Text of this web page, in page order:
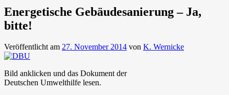
Energetische Gebäudesanierung – Ja,
bitte!
Veröffentlicht am 27. November 2014 von K. Wernicke
Bild anklicken und das Dokument der
Deutschen Umwelthilfe lesen.